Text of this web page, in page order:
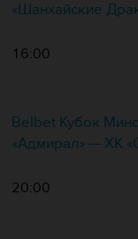
«Шанхайские
16:00
Belbet Кубок
«Адмирал» — ХК
20:00